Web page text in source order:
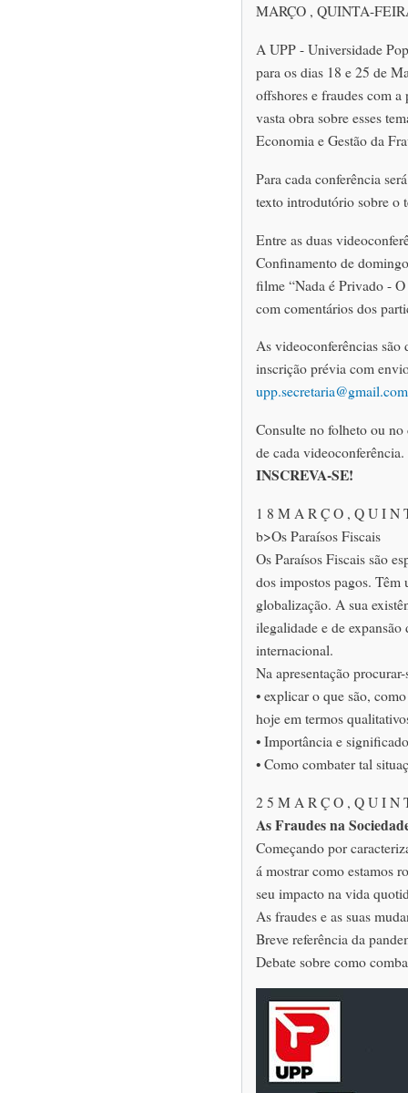
MARÇO , QUINTA-
A UPP - Universidade
para os dias 18 e 25 de
offshores e fraudes com
vasta obra sobre esses
Economia e Gestão da
Para cada conferência
texto introdutório sobre o
Entre as duas
Confinamento de
filme “Nada é Privado -
com comentários dos
As videoconferências são
inscrição prévia com
upp.secretaria@gmail.com
Consulte no folheto ou no
de cada videoconferência.
INSCREVA-SE!
1 8 M A R Ç O , Q U I N
b>Os Paraísos Fiscais
Os Paraísos Fiscais são
dos impostos pagos. Têm
globalização. A sua
ilegalidade e de
internacional.
Na apresentação procurar-
• explicar o que são,
hoje em termos
• Importância e
• Como combater tal
2 5 M A R Ç O , Q U I N
As Fraudes na
Começando por
á mostrar como estamos
seu impacto na vida
As fraudes e as suas
Breve referência da
Debate sobre como